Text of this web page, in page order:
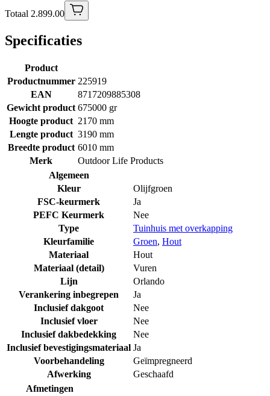
Totaal 2.899.00
Specificaties
Product
Productnummer 225919
EAN
8717209885308
Gewicht product 675000 gr
Hoogte product 2170 mm
Lengte product 3190 mm
Breedte product 6010 mm
Merk
Outdoor Life Products
Algemeen
Kleur
Olijfgroen
FSC-keurmerk
Ja
PEFC Keurmerk
Nee
Type
Tuinhuis met overkapping
Kleurfamilie
Groen, Hout
Materiaal
Hout
Materiaal (detail)
Vuren
Lijn
Orlando
Verankering inbegrepen
Ja
Inclusief dakgoot
Nee
Inclusief vloer
Nee
Inclusief dakbedekking
Nee
Inclusief bevestigingsmateriaal Ja
Voorbehandeling
Geïmpregneerd
Afwerking
Geschaafd
Afmetingen